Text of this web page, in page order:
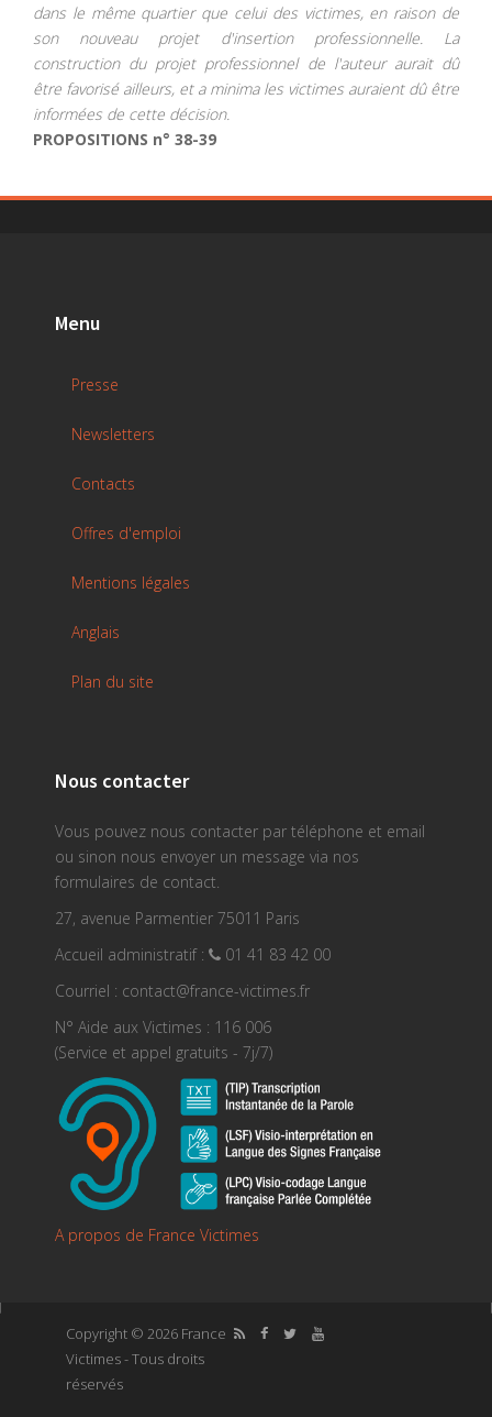
dans le même quartier que celui des victimes, en raison de
son nouveau projet d'insertion professionnelle. La
construction du projet professionnel de l'auteur aurait dû
être favorisé ailleurs, et a minima les victimes auraient dû être
informées de cette décision.
PROPOSITIONS n° 38-39
Menu
Presse
Newsletters
Contacts
Offres d'emploi
Mentions légales
Anglais
Plan du site
Nous contacter
Vous pouvez nous contacter par téléphone et email
ou sinon nous envoyer un message via nos
formulaires de contact.
27, avenue Parmentier 75011 Paris
Accueil administratif :
01 41 83 42 00
Courriel : contact@france-victimes.fr
N° Aide aux Victimes : 116 006
(Service et appel gratuits - 7j/7)
A propos de France Victimes
Copyright © 2026 France
Victimes - Tous droits
réservés